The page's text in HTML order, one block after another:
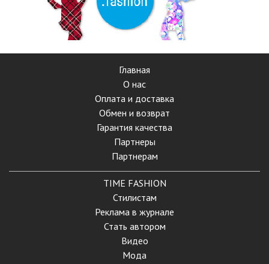
Главная
О нас
Оплата и доставка
Обмен и возврат
Гарантия качества
Партнеры
Партнерам
TIME FASHION
Стилистам
Реклама в журнале
Стать автором
Видео
Мода